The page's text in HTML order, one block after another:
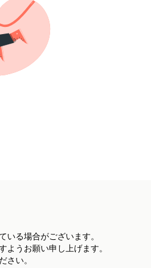
いる場合がございます。
よう お願い申し上げます。
さい。